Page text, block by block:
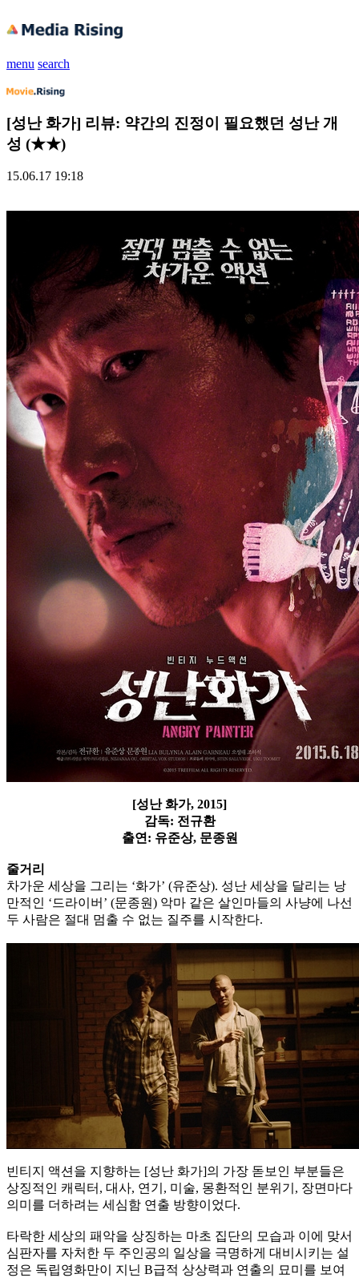
menu search
[성난 화가] 리뷰: 약간의 진정이 필요했던 성난 개
성 (★★)
15.06.17 19:18
[성난 화가, 2015]
감독: 전규환
출연: 유준상, 문종원
줄거리
차가운 세상을 그리는 ‘화가’ (유준상). 성난 세상을 달리는 낭
만적인 ‘드라이버’ (문종원) 악마 같은 살인마들의 사냥에 나선
두 사람은 절대 멈출 수 없는 질주를 시작한다.
빈티지 액션을 지향하는 [성난 화가]의 가장 돋보인 부분들은
상징적인 캐릭터, 대사, 연기, 미술, 몽환적인 분위기, 장면마다
의미를 더하려는 세심함 연출 방향이었다.
타락한 세상의 패악을 상징하는 마초 집단의 모습과 이에 맞서
심판자를 자처한 두 주인공의 일상을 극명하게 대비시키는 설
정은 독립영화만이 지닌 B급적 상상력과 연출의 묘미를 보여